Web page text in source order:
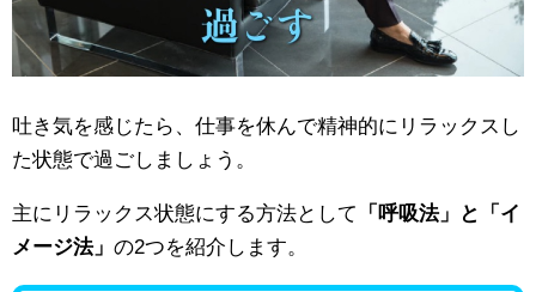
吐き気を感じたら、仕事を休んで精神的にリラックスし
た状態で過ごしましょう。
主にリラックス状態にする方法として
「呼吸法」と「イ
メージ法」 の2つを紹介します。